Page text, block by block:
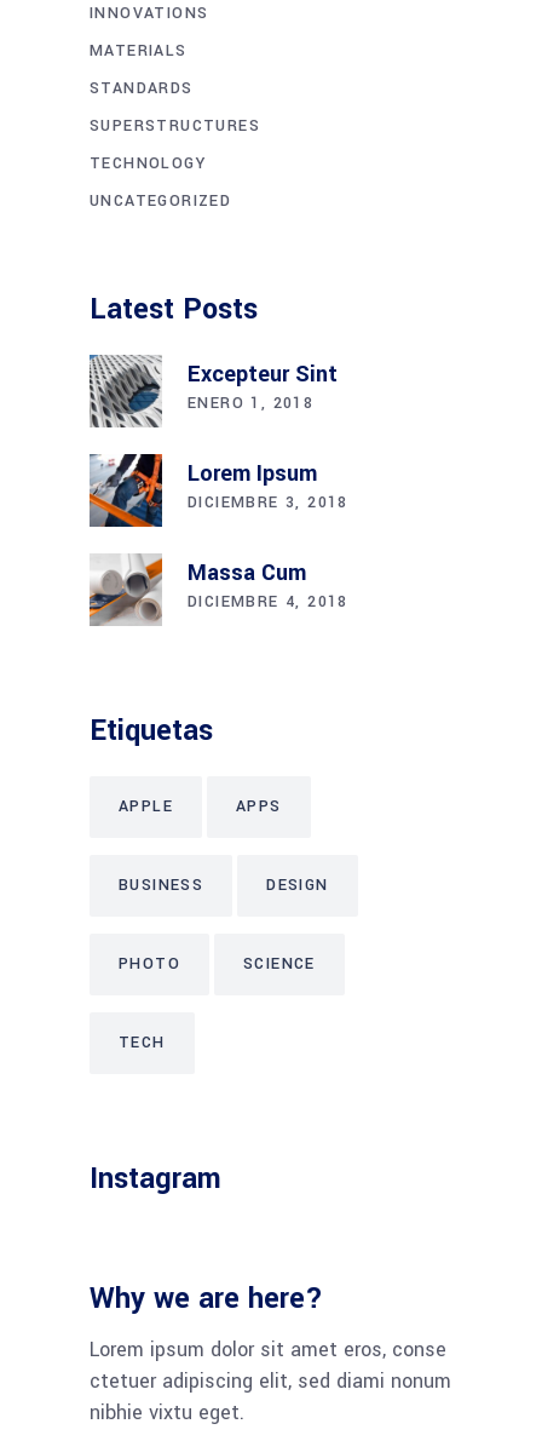
INNOVATIONS
MATERIALS
STANDARDS
SUPERSTRUCTURES
TECHNOLOGY
UNCATEGORIZED
Latest Posts
Excepteur Sint
ENERO 1, 2018
Lorem Ipsum
DICIEMBRE 3, 2018
Massa Cum
DICIEMBRE 4, 2018
Etiquetas
APPLE APPS
BUSINESS DESIGN
PHOTO SCIENCE
TECH
Instagram
Why we are here?
Lorem ipsum dolor sit amet eros, conse
ctetuer adipiscing elit, sed diami nonum
nibhie vixtu eget.